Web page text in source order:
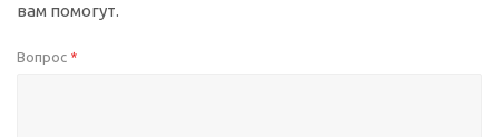
вам помогут.
Вопрос *